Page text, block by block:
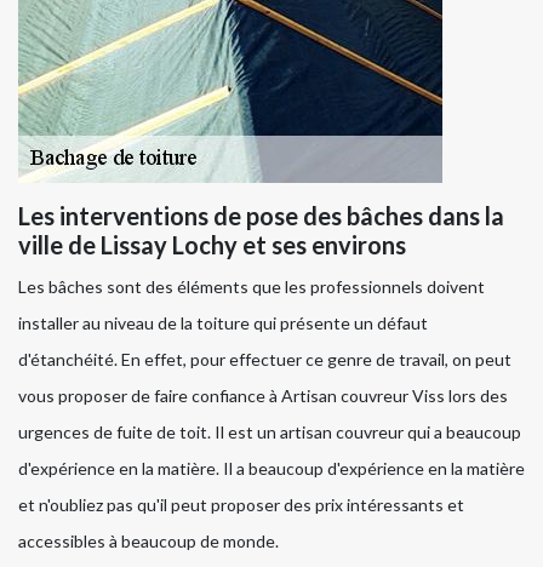
Les interventions de pose des bâches dans la
ville de Lissay Lochy et ses environs
Les bâches sont des éléments que les professionnels doivent
installer au niveau de la toiture qui présente un défaut
d'étanchéité. En effet, pour effectuer ce genre de travail, on peut
vous proposer de faire confiance à Artisan couvreur Viss lors des
urgences de fuite de toit. Il est un artisan couvreur qui a beaucoup
d'expérience en la matière. Il a beaucoup d'expérience en la matière
et n'oubliez pas qu'il peut proposer des prix intéressants et
accessibles à beaucoup de monde.